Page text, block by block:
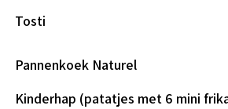
Tosti
Pannenkoek Naturel
Kinderhap (patatjes met 6 mini